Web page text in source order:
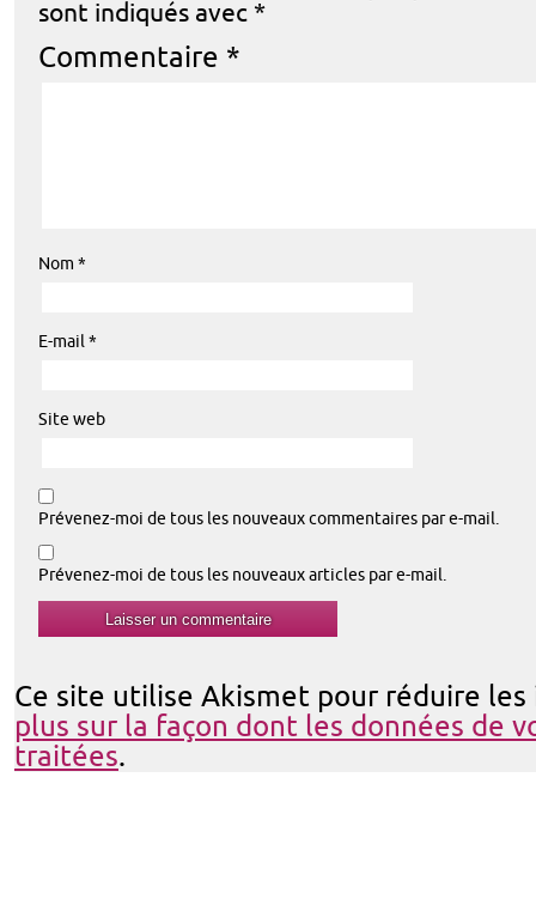
sont indiqués avec *
Commentaire *
Nom *
E-mail *
Site web
Prévenez-moi de tous les nouveaux commentaires par e-mail.
Prévenez-moi de tous les nouveaux articles par e-mail.
Ce site utilise Akismet pour réduire
plus sur la façon dont les données de
traitées.